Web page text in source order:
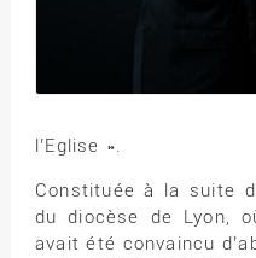
l’Eglise ».
Constituée à la suite
du diocèse de Lyon,
avait été convaincu